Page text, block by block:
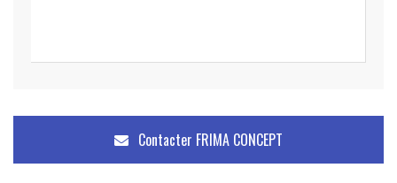
Contacter FRIMA CONCEPT